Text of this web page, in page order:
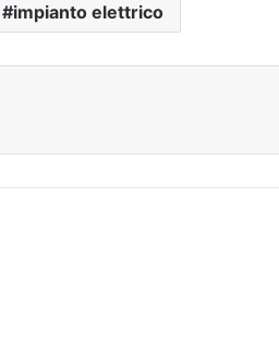
impianto elettrico